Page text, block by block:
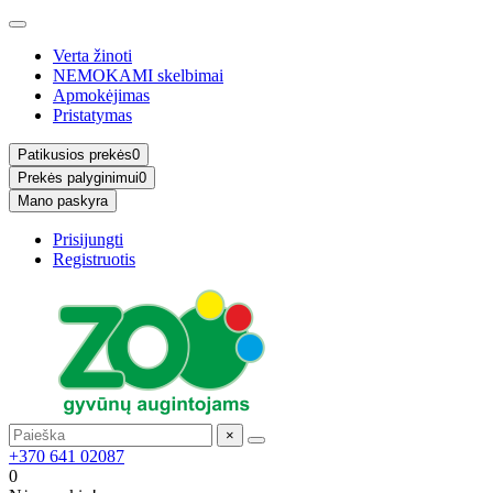
Verta žinoti
NEMOKAMI skelbimai
Apmokėjimas
Pristatymas
Patikusios prekės0
Prekės palyginimui0
Mano paskyra
Prisijungti
Registruotis
×
+370 641 02087
0